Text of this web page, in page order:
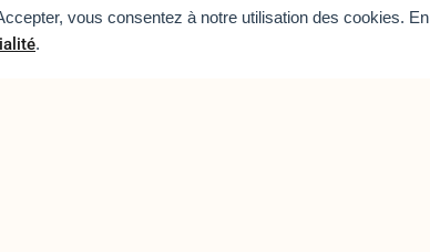
vous consentez à notre utilisation des cookies. En
.